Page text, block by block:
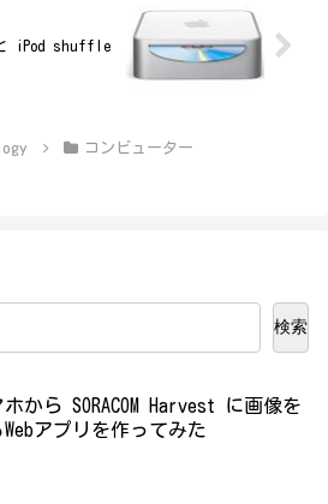
iPod shuffle
コンビューター
検索
ホから SORACOM Harvest に画像を
Webアプリを作ってみた